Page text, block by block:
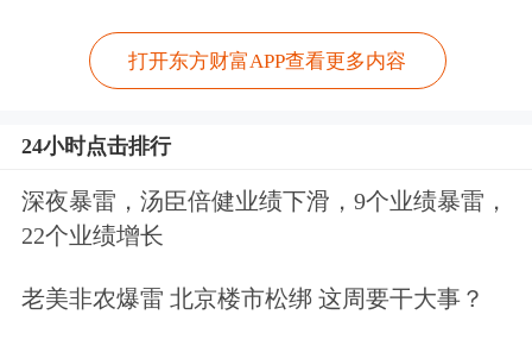
根据国际货币基金组织(IMF)的数据，
第四季度降至58%的20年低点，远低于
上个世纪之交时的约78%。
险，美国总统拜登和美国众议院议长麦
打开东方财富APP查看更多内容
24小时点击排行
深夜暴雷，汤臣倍健业绩下滑，9个业绩暴雷，
22个业绩增长
老美非农爆雷 北京楼市松绑 这周要干大事？